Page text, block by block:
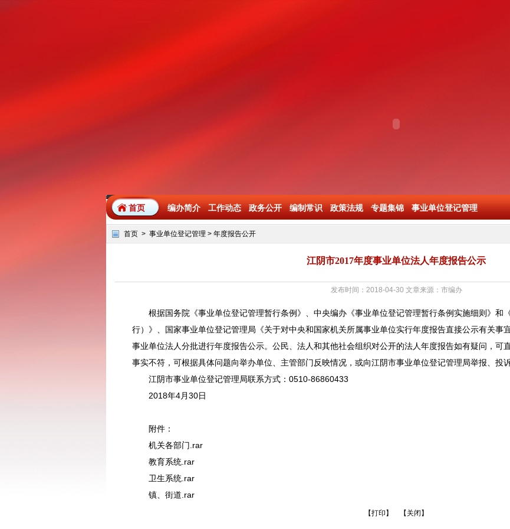
首页 编办简介 工作动态 政务公开 编制常识 政策法规 专题集锦 事业单位登记管理
首页> 事业单位登记管理 > 年度报告公开
江阴市2017年度事业单位法人年度报告公示
发布时间：2018-04-30 文章来源：市编办
根据国务院《事业单位登记管理暂行条例》、中央编办《事业单位登记管理暂行条例实施细则》和
行）》、国家事业单位登记管理局《关于对中央和国家机关所属事业单位实行年度报告直接公示有关事
事业单位法人分批进行年度报告公示。公民、法人和其他社会组织对公开的法人年度报告如有疑问，可
事实不符，可根据具体问题向举办单位、主管部门反映情况，或向江阴市事业单位登记管理局举报、投
江阴市事业单位登记管理局联系方式：0510-86860433
2018年4月30日
附件：
机关各部门.rar
教育系统.rar
卫生系统.rar
镇、街道.rar
【打印 】 【 关闭 】